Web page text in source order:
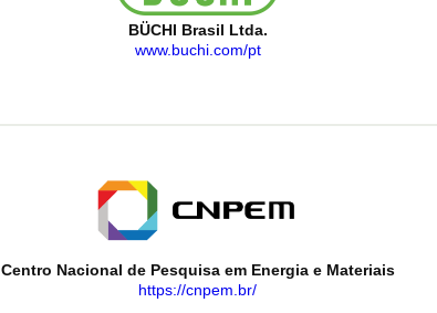
BÜCHI Brasil Ltda.
www.buchi.com/pt
Centro Nacional de Pesquisa em Energia e Materiais
https://cnpem.br/